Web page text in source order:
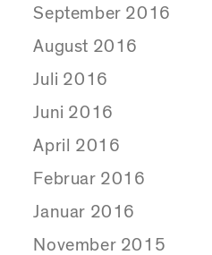
September 2016
August 2016
Juli 2016
Juni 2016
April 2016
Februar 2016
Januar 2016
November 2015